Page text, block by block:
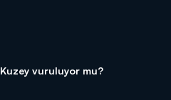
Kuzey vuruluyor mu?